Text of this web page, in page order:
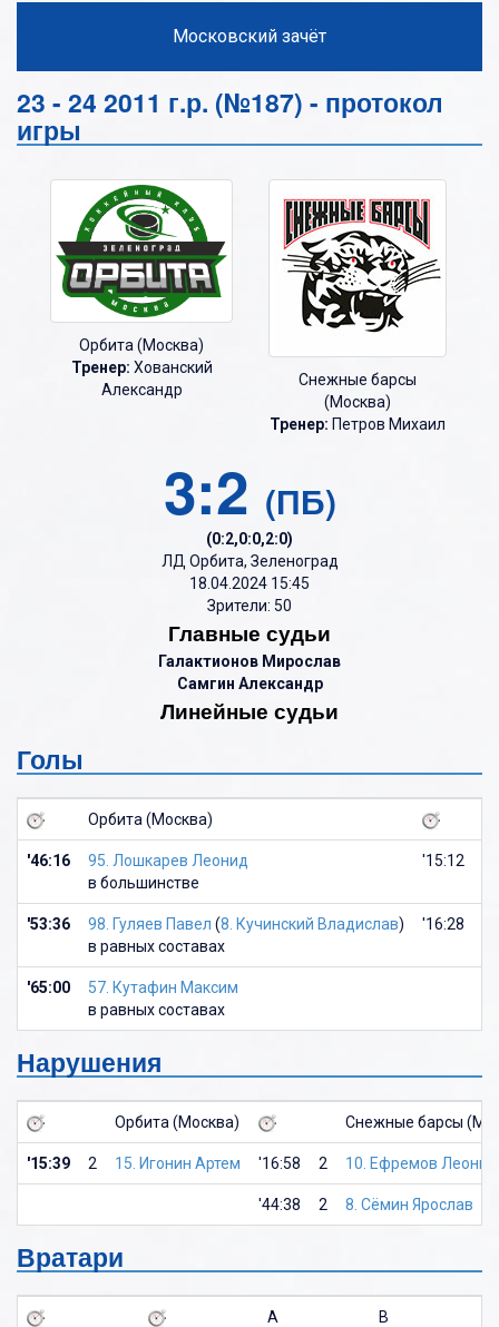
Московский зачёт
23 - 24 2011 г.р. (№187) - протокол
игры
Орбита (Москва)
Тренер: Хованский
Александр
Снежные барсы
(Москва)
Тренер: Петров Михаил
3:2 (ПБ)
(0:2,0:0,2:0)
ЛД Орбита, Зеленоград
18.04.2024 15:45
Зрители: 50
Главные судьи
Галактионов Мирослав
Самгин Александр
Линейные судьи
Голы
Орбита (Москва)
'46:16
95. Лошкарев Леонид
в большинстве
'15:12
'53:36 98. Гуляев Павел (8. Кучинский Владислав)
в равных составах
'16:28
'65:00
57. Кутафин Максим
в равных составах
Нарушения
Орбита (Москва) Снежные барсы
'15:39 2 15. Игонин Артем '16:58 2 10. Ефремов Леонид
'44:38 2 8. Сёмин Ярослав
Вратари
A B